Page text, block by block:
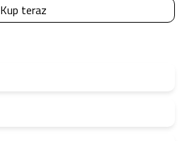
Kup teraz